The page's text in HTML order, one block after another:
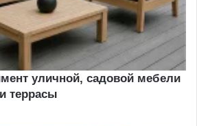
уличной, садовой мебели
террасы